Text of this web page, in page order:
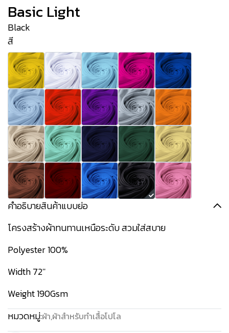
Basic Light
Black
สี
คำอธิบายสินค้าแบบย่อ
โครงสร้างผ้าทนทานเหนือระดับ สวมใส่สบาย
Polyester 100%
Width 72''
Weight 190Gsm
หมวดหมู่:ผ้า,ผ้าสำหรับทำเสื้อโปโล